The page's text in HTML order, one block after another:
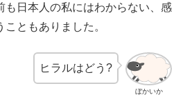
も日本人の私にはわからない、感
ともありました。
ぼかいか
ヒラルはどう?